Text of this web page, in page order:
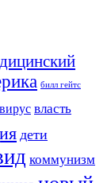
билл гейтс
вирус власть
дети
коммунизм